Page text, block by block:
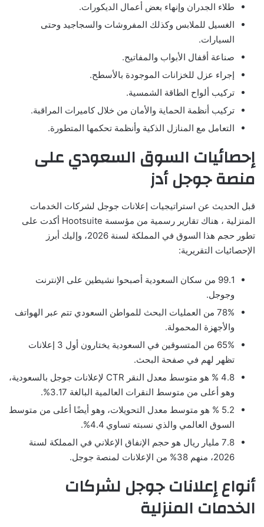
طلاء الجدران وإنهاء بعض أعمال الديكورات.
الغسيل للملابس وكذلك المفروشات والسجاجيد وحتى
السيارات.
صناعة أقفال الأبواب والمفاتيح.
إجراء عزل للخزانات الموجودة بالأسطح.
تركيب ألواح الطاقة الشمسية.
تركيب أنظمة الحماية والأمان من خلال كاميرات المراقبة.
التعامل مع المنازل الذكية وأنظمة تحكمها المتطورة.
إحصائيات السوق السعودي على
منصة جوجل أدز
قبل الحديث عن استراتيجيات إعلانات جوجل لشركات الخدمات
المنزلية ، هناك تقارير رسمية من مؤسسة Hootsuite أكدت على
تطور حجم هذا السوق في المملكة لسنة 2026، وإليك أبرز
الإحصائيات التقريرية:
99.1 من سكان السعودية أصبحوا نشيطين على الإنترنت
وجوجل.
78% من العمليات البحث للمواطن السعودي تتم عبر الهواتف
والأجهزة المحمولة.
65% من المتسوقين في السعودية يختارون أول 3 إعلانات
تظهر لهم في صفحة البحث.
4.8 % هو متوسط معدل النقر CTR لإعلانات جوجل بالسعودية،
وهو أعلى من متوسط النقرات العالمية البالغة 3.17%.
5.2 % هو متوسط معدل التحويلات، وهو أيضًا أعلى من متوسط
السوق العالمي والذي نسبته تساوي 4.4%.
7.8 مليار ريال هو حجم الإنفاق الإعلاني في المملكة لسنة
2026، منهم 38% من الإعلانات لمنصة جوجل.
أنواع إعلانات جوجل لشركات
الخدمات المنزلية